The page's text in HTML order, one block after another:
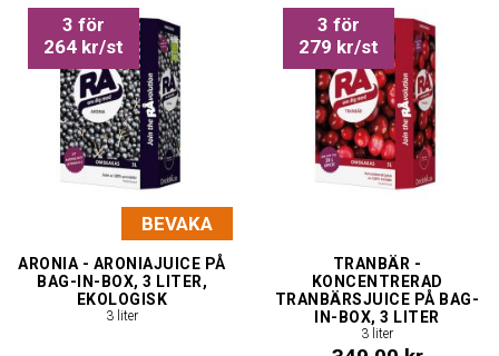
BEVAKA
3 för
264 kr/st
ARONIA - ARONIAJUICE PÅ
BAG-IN-BOX, 3 LITER,
EKOLOGISK
3 liter
3 för
279 kr/st
TRANBÄR -
KONCENTRERAD
TRANBÄRSJUICE PÅ BAG-
IN-BOX, 3 LITER
3 liter